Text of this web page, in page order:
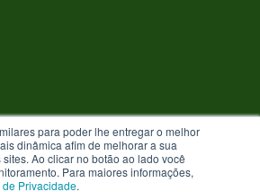
para poder lhe entregar o melhor
dinâmica afim de melhorar a sua
Ao clicar no botão ao lado você
Para maiores informações,
de Privacidade.